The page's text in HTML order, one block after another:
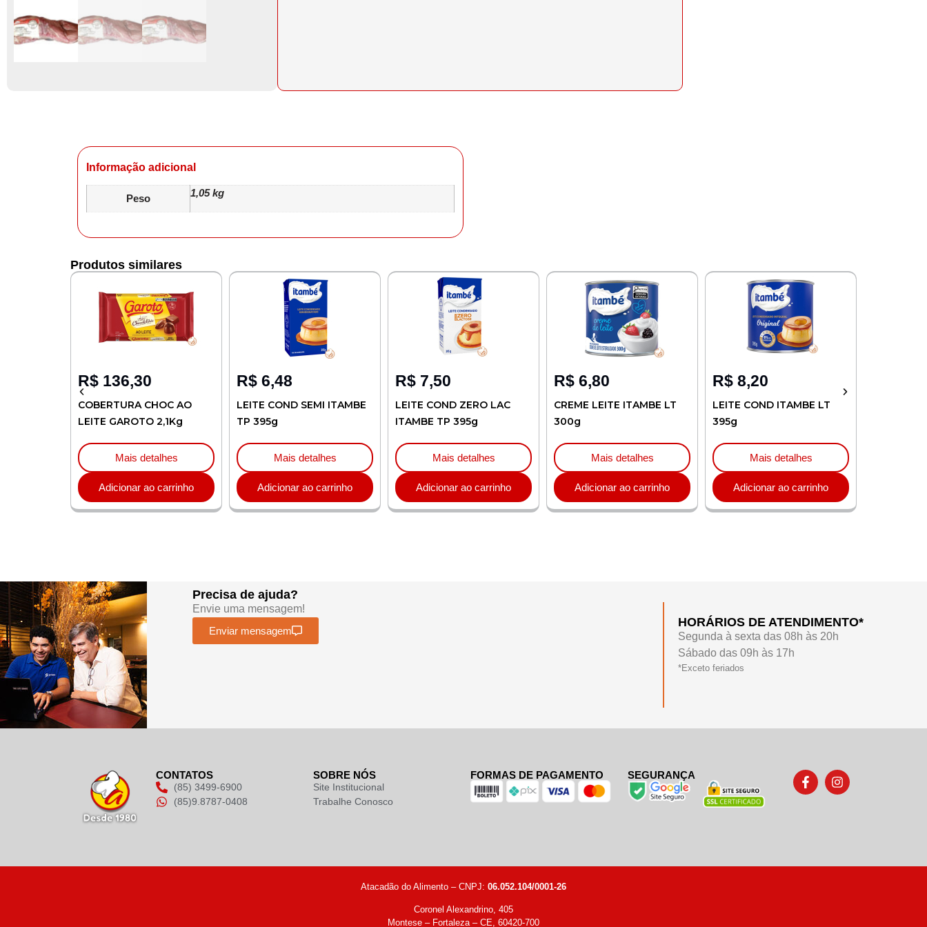
Informação adicional
Peso 1,05 kg
Produtos similares
R$ 136,30
COBERTURA CHOC AO
LEITE GAROTO 2,1Kg
Mais detalhes
Adicionar ao carrinho
R$ 6,48
LEITE COND SEMI ITAMBE
TP 395g
Mais detalhes
Adicionar ao carrinho
R$ 7,50
LEITE COND ZERO LAC
ITAMBE TP 395g
Mais detalhes
Adicionar ao carrinho
R$ 6,80
CREME LEITE ITAMBE LT
300g
Mais detalhes
Adicionar ao carrinho
R$ 8,20
LEITE COND ITAMBE LT
395g
Mais detalhes
Adicionar ao carrinho
Precisa de ajuda?
Envie uma mensagem!
Enviar mensagem
HORÁRIOS DE ATENDIMENTO*
Segunda à sexta das 08h às 20h
Sábado das 09h às 17h
*Exceto feriados
(85) 3499-6900
(85)9.8787-0408
CONTATOS SOBRE NÓS
Site Institucional
Trabalhe Conosco
FORMAS DE PAGAMENTO SEGURANÇA
Atacadão do Alimento – CNPJ: 06.052.104/0001-26
Coronel Alexandrino, 405
Montese – Fortaleza – CE, 60420-700